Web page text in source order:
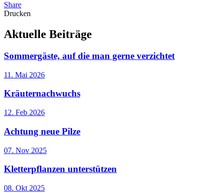
Share
Drucken
Aktuelle Beiträge
Sommergäste, auf die man gerne verzichtet
11. Mai 2026
Kräuternachwuchs
12. Feb 2026
Achtung neue Pilze
07. Nov 2025
Kletterpflanzen unterstützen
08. Okt 2025